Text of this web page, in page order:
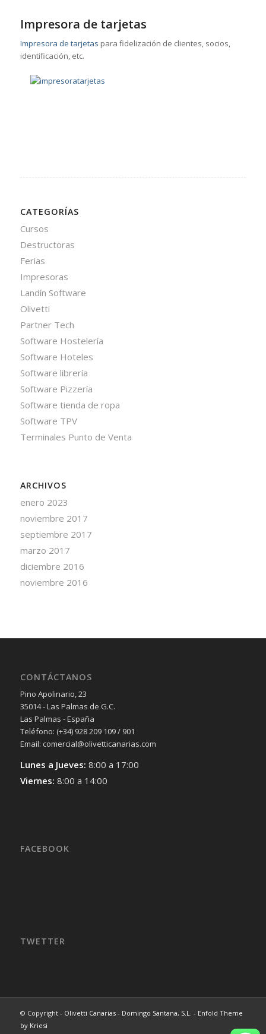
Impresora de tarjetas
Impresora de tarjetas para fidelización de clientes, socios,
identificación, etc.
CATEGORÍAS
Cursos
Destructoras
Ferias
Impresoras
Landín Software
Olivetti
Partner Tech
Software Hostelería
Software Hoteles
Software librería
Software Pizzería
Software tienda de ropa
Software TPV
Terminales Punto de Venta
ARCHIVOS
enero 2023
noviembre 2017
septiembre 2017
marzo 2017
diciembre 2016
noviembre 2016
CONTÁCTANOS
Pino Apolinario, 23
35014 - Las Palmas de G.C.
Las Palmas - España
Teléfono: (+34) 928 209 109 / 901
Email: comercial@olivetticanarias.com
Lunes a Jueves: 8:00 a 17:00
Viernes: 8:00 a 14:00
FACEBOOK
TWETTER
© Copyright - Olivetti Canarias - Domingo Santana, S.L. - Enfold Theme
by Kriesi